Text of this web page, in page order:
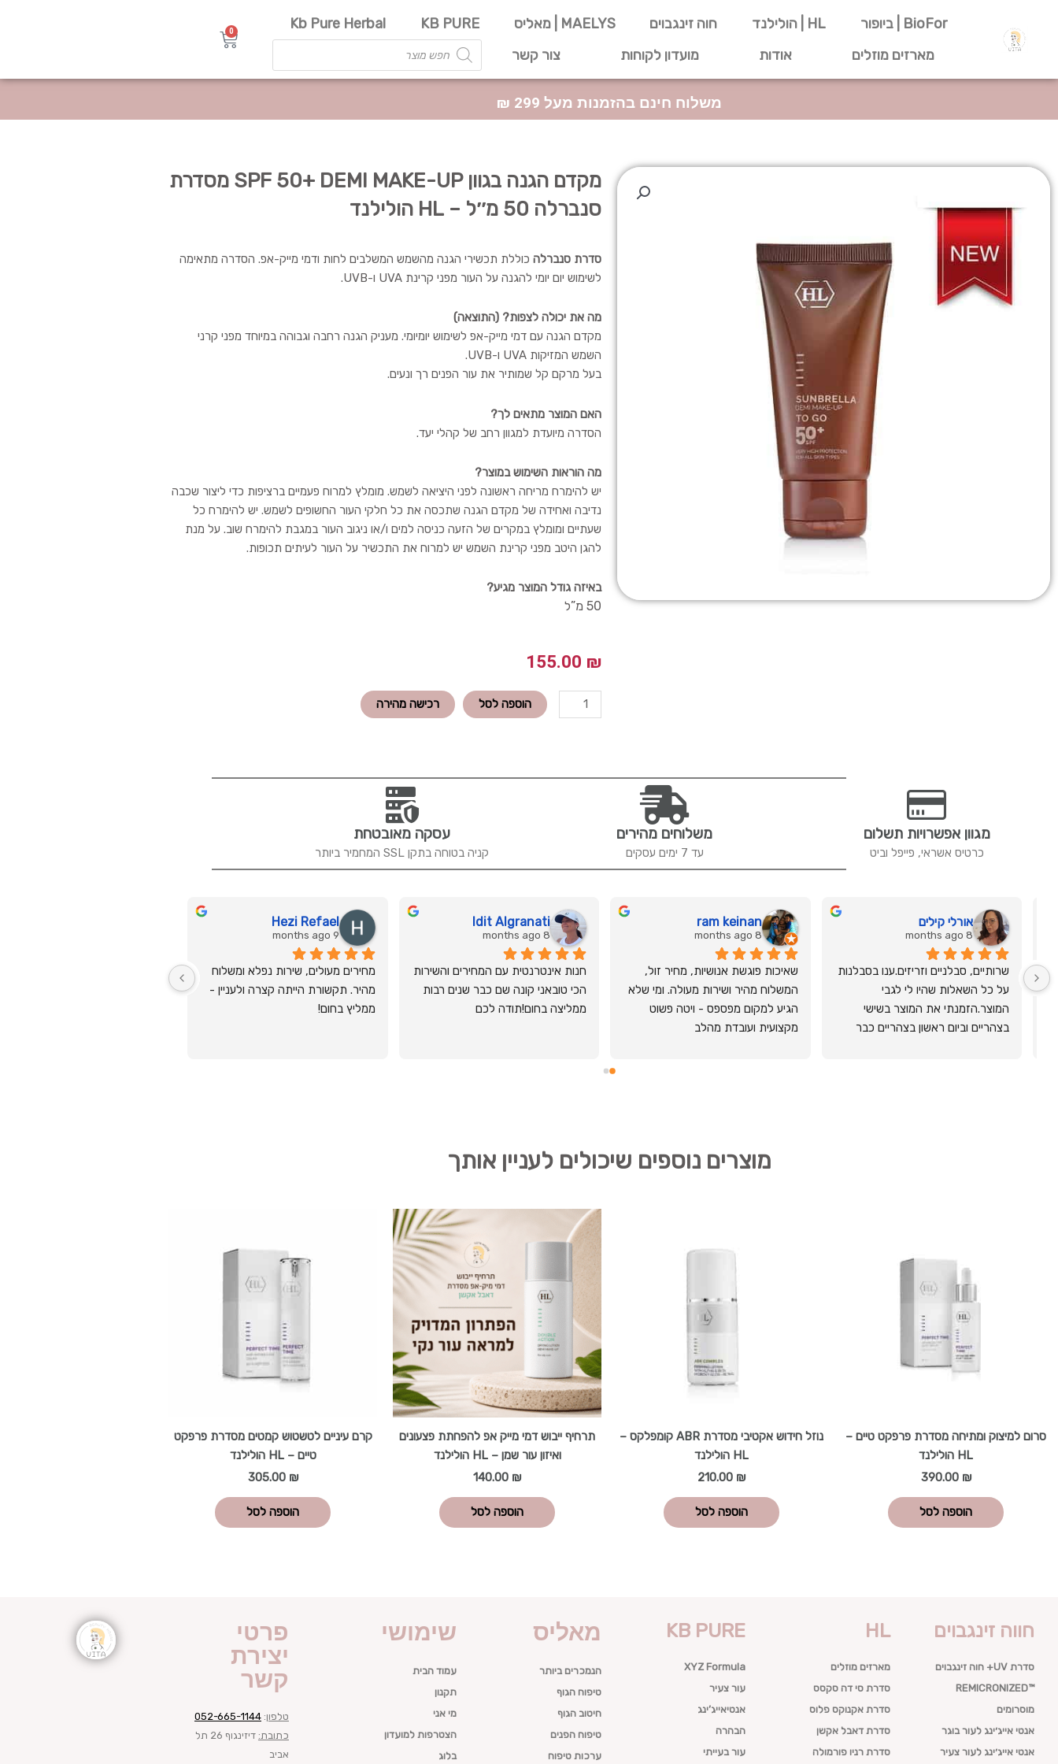
BioFor | ביופור HL | הולילנד חוה זינגבוים MAELYS | מאליס KB PURE
Kb Pure Herbal
מארזים מוזלים
אודות מועדון לקוחות צור קשר
Products
search
0
עגלת
משלוח חינם בהזמנות מעל 299 ₪
מקדם הגנה בגוון SPF 50+ DEMI MAKE-UP מסדרת
סנברלה 50 מ׳׳ל – HL הולילנד
סדרת סנברלה כוללת תכשירי הגנה מהשמש המשלבים לחות ודמי מייק-אפ. הסדרה מתאימה
לשימוש יום יומי להגנה על העור מפני קרינת UVA ו-UVB.
מה את יכולה לצפות? (התוצאה)
מקדם הגנה עם דמי מייק-אפ לשימוש יומיומי. מעניק הגנה רחבה וגבוהה במיוחד מפני קרני
השמש המזיקות UVA ו-UVB.
בעל מרקם קל שמותיר את עור הפנים רך ונעים.
האם המוצר מתאים לך?
הסדרה מיועדת למגוון רחב של קהלי יעד.
מה הוראות השימוש במוצר?
יש להימרח מריחה ראשונה לפני היציאה לשמש. מומלץ למרוח פעמיים ברציפות כדי ליצור שכבה
נדיבה ואחידה של מקדם הגנה שתכסה את כל חלקי העור החשופים לשמש. יש להימרח כל
שעתיים ומומלץ במקרים של הזעה כניסה למים ו/או ניגוב העור במגבת להימרח שוב. על מנת
להגן היטב מפני קרינת השמש יש למרוח את התכשיר על העור לעיתים תכופות.
באיזה גודל המוצר מגיע?
50 מ”ל
155.00 ₪
כמות
של
בגוון
UP
סנברלה
הולילנד
הוספה לסל רכישה מהירה
מגוון אפשרויות תשלום
כרטיס אשראי, פייפל וביט
משלוחים מהירים
עד 7 ימים עסקים
עסקה מאובטחת
קניה בטוחה בתקן SSL המחמיר ביותר
אורלי קילים
8 months ago
ram keinan
8 months ago
מקצועית ועובדת מהלב
Idit Algranati
8 months ago
ממליצה בחום!תודה לכם
Hezi Refael
9 months ago
ממליץ בחום!
מוצרים נוספים שיכולים לעניין אותך
סרום למיצוק ומתיחה מסדרת פרפקט טיים –
HL הולילנד
390.00 ₪
הוספה לסל
נוזל חידוש אקטיבי מסדרת ABR קומפלקס –
HL הולילנד
210.00 ₪
הוספה לסל
תרחיף ייבוש דמי מייק אפ להפחתת פצעונים
ואיזון עור שמן – HL הולילנד
140.00 ₪
הוספה לסל
קרם עיניים לטשטוש קמטים מסדרת פרפקט
טיים – HL הולילנד
305.00 ₪
הוספה לסל
חווה זינגבוים
סדרת UV+ חוה זינגבוים
™REMICRONIZED
מוסרומים
אנטי אייג׳ינג לעור בוגר
אנטי אייג׳ינג לעור צעיר
HL
מארזים מוזלים
סדרת סי דה סקסס
סדרת אקנוקס פלוס
סדרת דאבל אקשן
סדרת רניו פורמולה
KB PURE
XYZ Formula
עור צעיר
אנטיאייג’ינג
הבהרה
עור בעייתי
מאליס
הנמכרים ביותר
טיפוח הגוף
חיטוב הגוף
טיפוח הפנים
ערכות טיפוח
שימושי
עמוד הבית
תקנון
מי אני
הצטרפות למועדון
בלוג
פרטי
יצירת
קשר
טלפון:
052-665-1144
כתובת:
דיזינגוף 26 תל
אביב